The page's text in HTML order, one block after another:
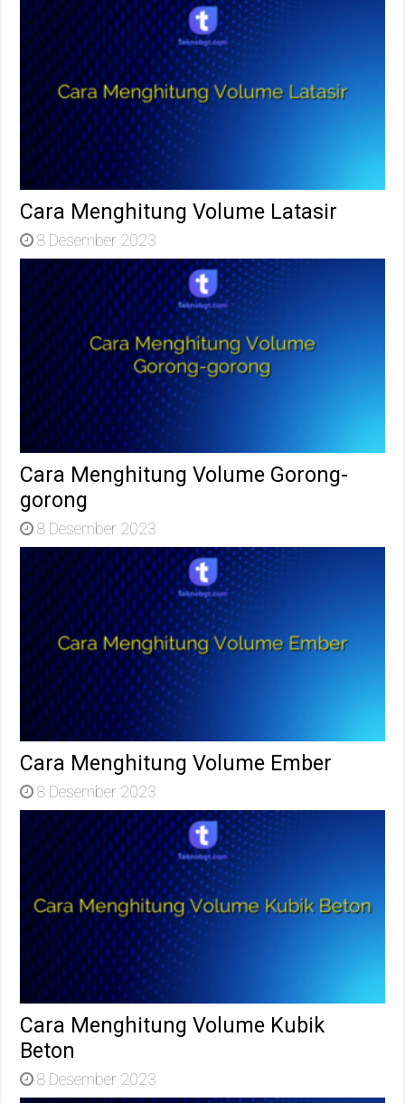
Cara Menghitung Volume Latasir
8 Desember 2023
Cara Menghitung Volume Gorong-
gorong
8 Desember 2023
Cara Menghitung Volume Ember
8 Desember 2023
Cara Menghitung Volume Kubik
Beton
8 Desember 2023